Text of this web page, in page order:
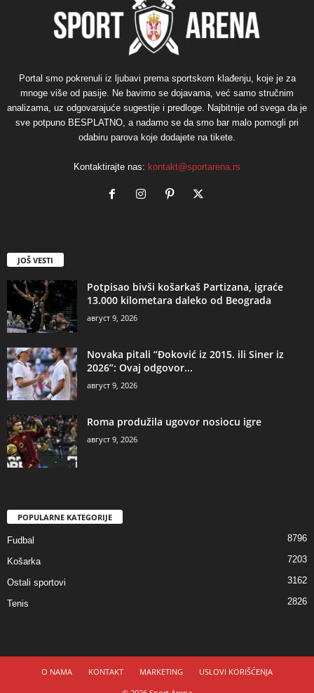
Portal smo pokrenuli iz ljubavi prema sportskom klađenju, koje je za
mnoge više od pasije. Ne bavimo se dojavama, već samo stručnim
analizama, uz odgovarajuće sugestije i predloge. Najbitnije od svega da je
sve potpuno BESPLATNO, a nadamo se da smo bar malo pomogli pri
odabiru parova koje dodajete na tikete.
Kontaktirajte nas: kontakt@sportarena.rs
JOŠ VESTI
Potpisao bivši košarkaš Partizana, igraće
13.000 kilometara daleko od Beograda
август 9, 2026
Novaka pitali “Đoković iz 2015. ili Siner iz
2026”: Ovaj odgovor...
август 9, 2026
Roma produžila ugovor nosiocu igre
август 9, 2026
POPULARNE KATEGORIJE
Fudbal 8796
Košarka 7203
Ostali sportovi 3162
Tenis 2826
O NAMA KONTAKT MARKETING
USLOVI KORIŠĆENJA